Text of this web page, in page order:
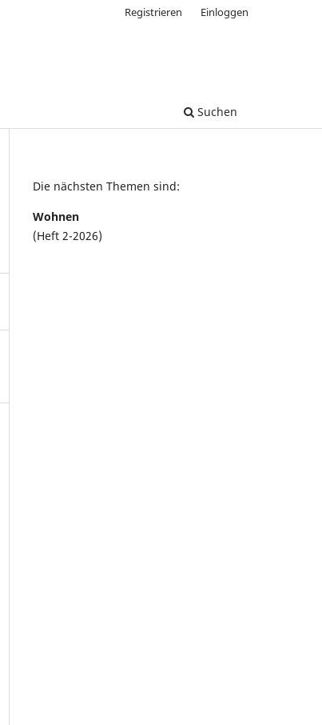
Suchen
Registrieren Einloggen
Die nächsten Themen sind:
Wohnen
(Heft 2-2026)